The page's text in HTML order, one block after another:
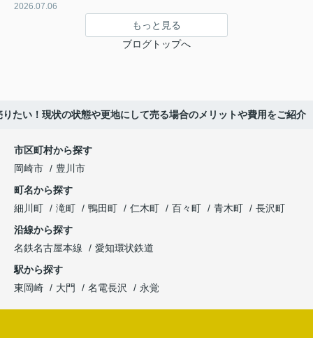
2026.07.06
もっと見る
ブログトップへ
りたい！現状の状態や更地にして売る場合のメリットや費用をご紹介
市区町村から探す
岡崎市
豊川市
町名から探す
細川町
滝町 鴨田町 仁木町 百々町 青木町
長沢町
沿線から探す
名鉄名古屋本線
愛知環状鉄道
駅から探す
東岡崎
大門 名電長沢 永覚